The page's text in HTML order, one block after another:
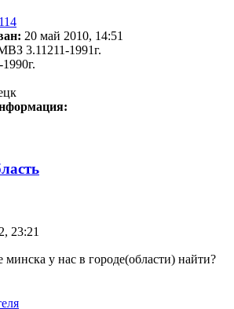
20 май 2010, 14:51
3.11211-1991г.
23:21
минска у нас в городе(области) найти?